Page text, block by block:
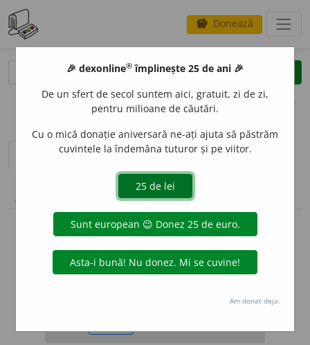
savings Donează
clear
opțiuni
sinteza definițiilor (1)
definiții (37)
articole (1)
info
info
Aceste definiții sunt compilate de
echipa dexonline. Definițiile
originale se află pe filadefiniții.
🎉 dexonline® împlinește 25 de ani 🎉
De un sfert de secol suntem aici, gratuit, zi de zi,
pentru milioane de căutări.
Cu o mică donație aniversară ne-ați ajuta să păstrăm
cuvintele la îndemâna tuturor și pe viitor.
Am donat deja.